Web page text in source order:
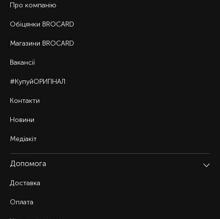
Про компанію
Обіцянки BROCARD
Магазини BROCARD
Вакансії
#КупуйОРИГІНАЛ
Контакти
Новини
Медіакіт
Допомога
Доставка
Оплата